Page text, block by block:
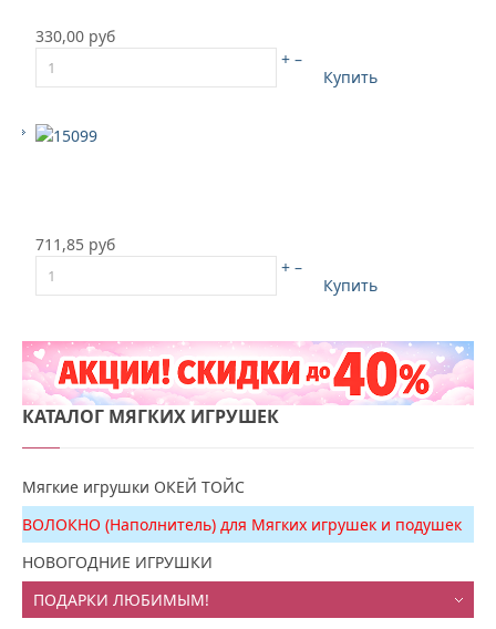
330,00 руб
+ –
Купить
711,85 руб
+ –
Купить
КАТАЛОГ МЯГКИХ ИГРУШЕК
Мягкие игрушки ОКЕЙ ТОЙС
ВОЛОКНО (Наполнитель) для Мягких игрушек и подушек
НОВОГОДНИЕ ИГРУШКИ
ПОДАРКИ ЛЮБИМЫМ!